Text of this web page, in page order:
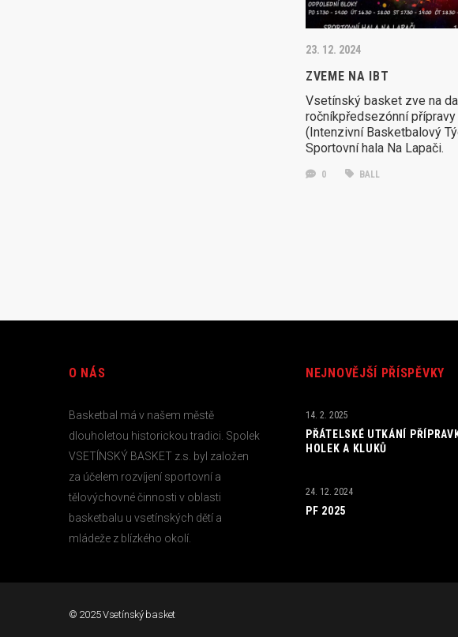
23. 12. 2024
ZVEME NA IBT
Vsetínský basket zve na
ročníkpředsezónní přípravy
(Intenzivní Basketbalový
Sportovní hala Na Lapači.
0 BALL
O NÁS
Basketbal má v našem městě
dlouholetou historickou tradici. Spolek
VSETÍNSKÝ BASKET z.s. byl založen
za účelem rozvíjení sportovní a
tělovýchovné činnosti v oblasti
basketbalu u vsetínských dětí a
mládeže z blízkého okolí.
NEJNOVĚJŠÍ PŘÍSPĚVKY
PŘÁTELSKÉ UTKÁNÍ
HOLEK A KLUKŮ
14. 2. 2025
PF 2025
24. 12. 2024
© 2025 Vsetínský basket